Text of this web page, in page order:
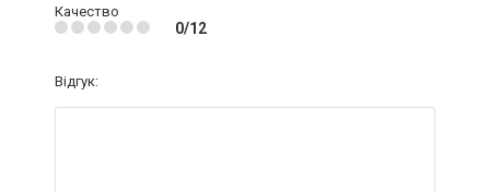
Качество
0/12
Відгук: